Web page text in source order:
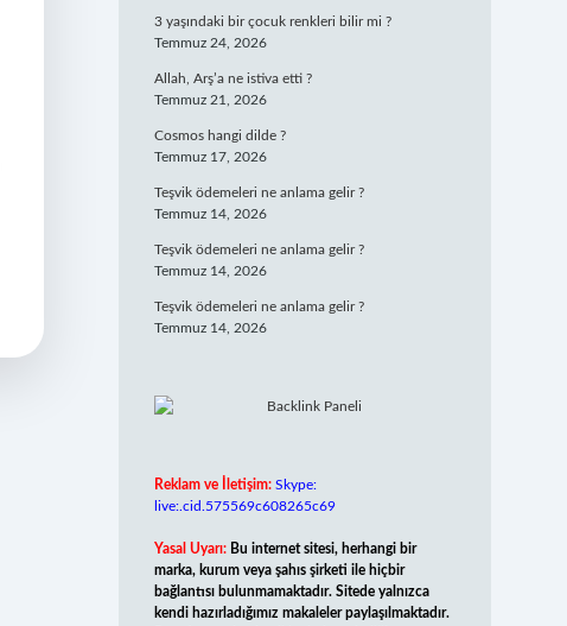
3 yaşındaki bir çocuk renkleri bilir mi ?
Temmuz 24, 2026
Allah, Arş’a ne istiva etti ?
Temmuz 21, 2026
Cosmos hangi dilde ?
Temmuz 17, 2026
Teşvik ödemeleri ne anlama gelir ?
Temmuz 14, 2026
Teşvik ödemeleri ne anlama gelir ?
Temmuz 14, 2026
Teşvik ödemeleri ne anlama gelir ?
Temmuz 14, 2026
Reklam ve İletişim: Skype:
live:.cid.575569c608265c69
Yasal Uyarı: Bu internet sitesi, herhangi bir
marka, kurum veya şahıs şirketi ile hiçbir
bağlantısı bulunmamaktadır. Sitede yalnızca
kendi hazırladığımız makaleler paylaşılmaktadır.